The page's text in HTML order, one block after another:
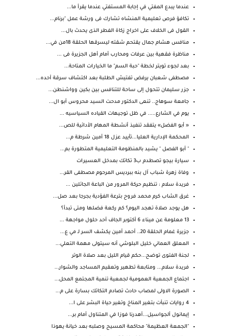
عندما يبدع المفتي في إجابة المستفتي عندما يقرأ ما...
تكافؤ فرص تعليمية المنشاه تشارك فى ورشة عمل "برنام...
القول فى الخلاف على اخراج زكاة الفطر الذى يحدث بال...
منافس هشام جمال يقتحم شقته ليسرقها الحلقة 18من في...
مناظرة فقهية بين عرفات ومحارب أمام أهل الجزيرة فى ...
بعد لجوء تويتر لخطة "حبة السم" ما الخيارات المتاحة...
مصطفى شعبان يرفض تفتيش الطلبة بعد اكتشاف سرقة أحده...
جزر سليمان تتحول إلى ساحة للتنافس بين بكين وواشنطن...
جامعة سوهاج.. تنعى الدكتور مدحت السيد محروس أبو ال...
يوم في الشارع..... في ظل توجيهات القياده السياسيه ...
« أبو الفضل» يتفقد تنفيذ أنشطة المهام الأدائية للص...
المحكمة الإدارية العليا...تأييد عزل 18 أمين شرطة م...
" أبو الفصل " يشيد بالمنظومة التعليمية المتطورة بم...
سيارة بيجو تصطدم ب3 تكاتك بمدخل العسيرات
وفاة زهرة شباب آل بنه ببرديس المرحوم مصطفى القر...
فريدة سلام : تنظيم حركة المرور من الباعة الجائلين ...
غرق الشاب كرم محمد فروح بترعة الفؤدية بجرجا بعد صل...
هل يوجد صلاة تهجد اليوم؟ كم ركعة فضلها ومتى تبدأ؟
13 معلومة عن ميناء 6 أكتوبر الجاف أحد حلول مواجهة ...
جزيرة غمام الحلقة 20.. أحمد أمين يكشف السر لـ مي ع...
المعلق العماني خليل البلوشي أنه سيتولى مهمة التعلي...
لجنة الفتوى توضح...حكم قيام الليل بعد صلاة الوتر
فريدة سلام... ومتابعة تطهير وتعقيم المساجد والشوار...
اجتماع الجمعية العمومية لجمعية تنمية المجتمع المحل...
الصورة الاولى لمصاب حادث تصادم التكاتك بسارة على م...
4 روايات تنبأت بتغير المناخ وتغير حياة البشر على ا...
إيمانول ألجواسيل...أهدرنا فوزا في المتناول أمام بر...
"الجمعة العظيمة" محاكمة المسيح وصلبه بعد خيانة يهوذا